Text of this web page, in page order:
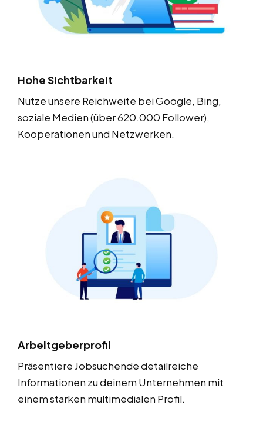
Hohe Sichtbarkeit
Nutze unsere Reichweite bei Google, Bing,
soziale Medien (über 620.000 Follower),
Kooperationen und Netzwerken.
Arbeitgeberprofil
Präsentiere Jobsuchende detailreiche
Informationen zu deinem Unternehmen mit
einem starken multimedialen Profil.